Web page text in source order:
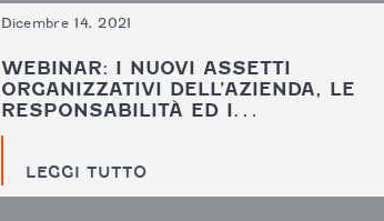
Dicembre 14, 2021
WEBINAR: I NUOVI ASSETTI
ORGANIZZATIVI DELL’AZIENDA, LE
RESPONSABILITÀ ED I…
LEGGI TUTTO